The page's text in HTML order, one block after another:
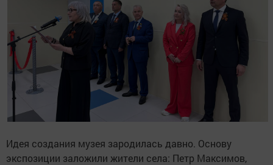
Идея создания музея зародилась давно. Основу
экспозиции заложили жители села: Петр Максимов,